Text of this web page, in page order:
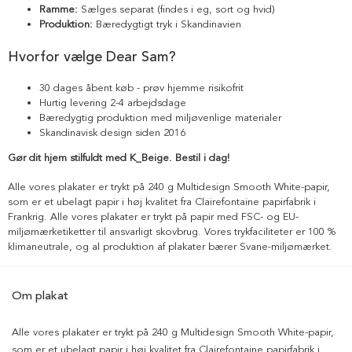
Ramme: Sælges separat (findes i eg, sort og hvid)
Produktion: Bæredygtigt tryk i Skandinavien
Hvorfor vælge Dear Sam?
30 dages åbent køb - prøv hjemme risikofrit
Hurtig levering 2-4 arbejdsdage
Bæredygtig produktion med miljøvenlige materialer
Skandinavisk design siden 2016
Gør dit hjem stilfuldt med K_Beige. Bestil i dag!
Alle vores plakater er trykt på 240 g Multidesign Smooth White-papir,
som er et ubelagt papir i høj kvalitet fra Clairefontaine papirfabrik i
Frankrig. Alle vores plakater er trykt på papir med FSC- og EU-
miljømærketiketter til ansvarligt skovbrug. Vores trykfaciliteter er 100 %
klimaneutrale, og al produktion af plakater bærer Svane-miljømærket.
Om plakat
Alle vores plakater er trykt på 240 g Multidesign Smooth White-papir,